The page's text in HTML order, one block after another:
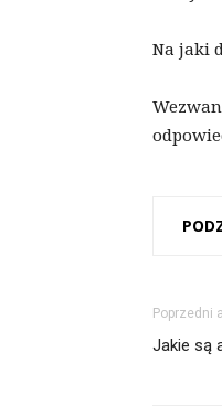
Na jaki
Poprzedni
Jakie są